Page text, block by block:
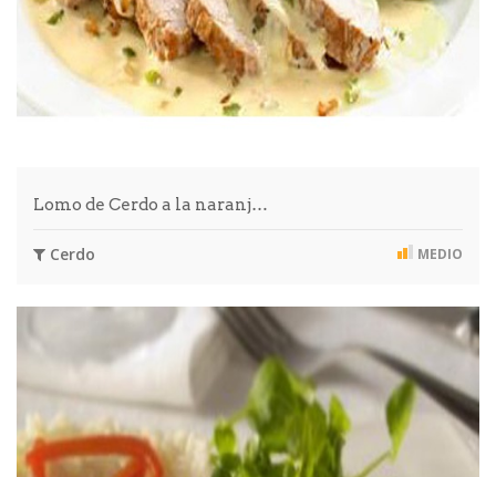
Lomo de Cerdo a la naranj…
Cerdo MEDIO